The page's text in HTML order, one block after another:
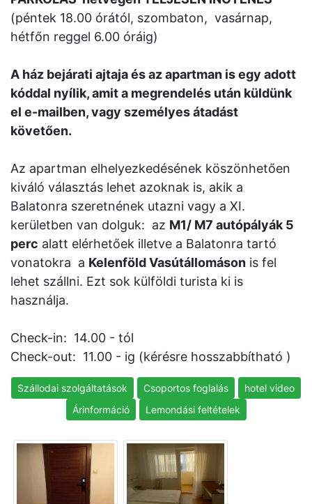
(péntek 18.00 órától, szombaton, vasárnap,
hétfőn reggel 6.00 óráig)
A ház bejárati ajtaja és az apartman is egy adott
kóddal nyílik, amit a megrendelés után küldünk
el e-mailben, vagy személyes átadást
követően.
Az apartman elhelyezkedésének köszönhetően
kiváló választás lehet azoknak is, akik a
Balatonra szeretnének utazni vagy a XI.
kerületben van dolguk: az M1/ M7 autópályák 5
perc alatt elérhetőek illetve a Balatonra tartó
vonatokra a Kelenföld Vasútállomáson is fel
lehet szállni. Ezt sok külföldi turista ki is
használja.
Check-in: 14.00 - tól
Check-out: 11.00 - ig (kérésre hosszabbítható )
Szállodai szolgáltatások Csoportos foglalás
hotel video
Árinformáció
Lemondási feltételek